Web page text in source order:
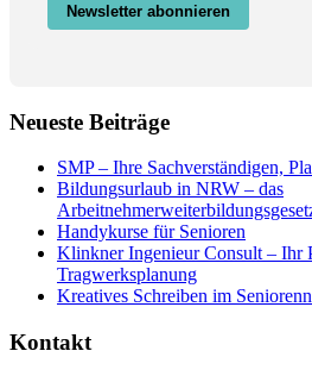
Newsletter abonnieren
Neueste Beiträge
SMP – Ihre Sachverständigen,
Bildungsurlaub in NRW – das
Handykurse für Senioren
Klinkner Ingenieur Consult – Ihr
Tragwerksplanung
Kreatives Schreiben im
Kontakt